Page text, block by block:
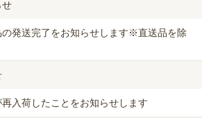
せ
の発送完了をお知らせします※直送品を除
入荷したことをお知らせします